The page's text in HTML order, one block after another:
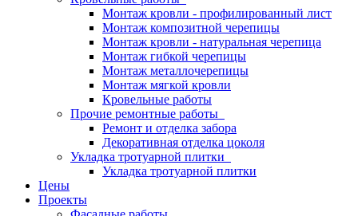
Монтаж кровли - профилированный лист
Монтаж композитной черепицы
Монтаж кровли - натуральная черепица
Монтаж гибкой черепицы
Монтаж металлочерепицы
Монтаж мягкой кровли
Кровельные работы
Прочие ремонтные работы
Ремонт и отделка забора
Декоративная отделка цоколя
Укладка тротуарной плитки
Укладка тротуарной плитки
Цены
Проекты